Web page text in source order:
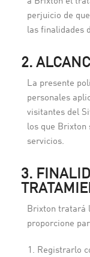
perjuicio de
las finalidades
2.
La presente
personales
visitantes del
los que Brixton
servicios.
3.
Brixton tratará
proporcione
Registrarlo